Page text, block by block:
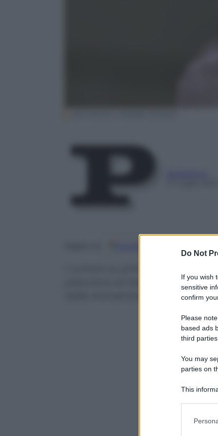
Do Not
If you wish
sensitive
confirm
Please
based ads
third
You may
parties on
This
piacciono al mercato che
delle immatricolazioni a giugno